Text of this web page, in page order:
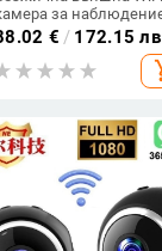
за
обектива, 3MP, 4mm,
нощно виждане
€ / 172.15 лв